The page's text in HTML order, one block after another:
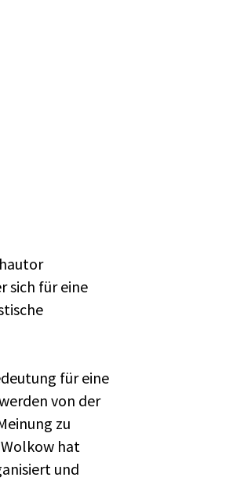
sich für eine
für eine
von der
zu
hat
und